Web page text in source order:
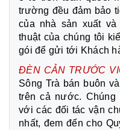
trường đều đảm bảo
của nhà sản xuất
thuật của chúng tôi
gói để gửi tới Khách
ĐÈN CẢN TRƯỚC
Sông Trà bán buôn
trên cả nước.
với các đối tác vận
nhất, đem đến cho